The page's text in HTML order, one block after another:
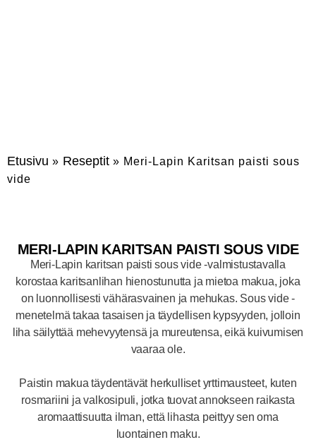
Etusivu » Reseptit » Meri-La­pin Ka­rit­san pais­ti sous
vide
MERI-LA­PIN KA­RIT­SAN PAIS­TI SOUS VIDE
Meri-Lapin karitsan paisti sous vide -valmistustavalla
korostaa karitsanlihan hienostunutta ja mietoa makua, joka
on luonnollisesti vähärasvainen ja mehukas. Sous vide -
menetelmä takaa tasaisen ja täydellisen kypsyyden, jolloin
liha säilyttää mehevyytensä ja mureutensa, eikä kuivumisen
vaaraa ole.
Paistin makua täydentävät herkulliset yrttimausteet, kuten
rosmariini ja valkosipuli, jotka tuovat annokseen raikasta
aromaattisuutta ilman, että lihasta peittyy sen oma
luontainen maku.